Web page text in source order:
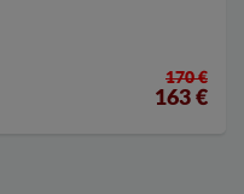
170 €
163 €